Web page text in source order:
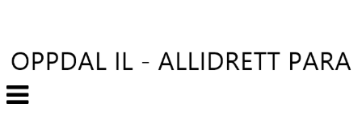
Veksle
navigasjon